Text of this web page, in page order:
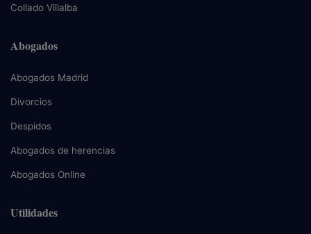
Collado Villalba
Abogados
Abogados Madrid
Divorcios
Despidos
Abogados de herencias
Abogados Online
Utilidades